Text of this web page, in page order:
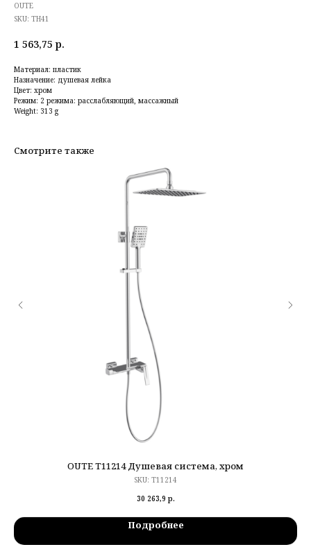
OUTE
SKU: TH41
1 563,75 р.
Материал: пластик
Назначение: душевая лейка
Цвет: хром
Режим: 2 режима: расслабляющий, массажный
Weight: 313 g
Смотрите также
OUTE T11214 Душевая система, хром
SKU: T11214
30 263,9 р.
Подробнее